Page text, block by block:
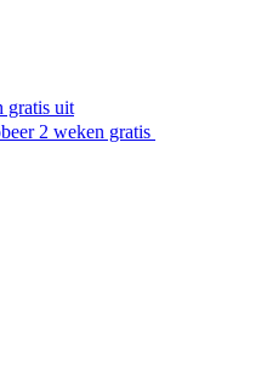
gratis uit
2 weken gratis